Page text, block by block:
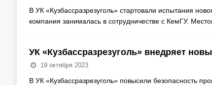
В УК «Кузбассразрезуголь» стартовали испытания
компания занималась в сотрудничестве с КемГУ.
УК «Кузбассразрезуголь» внедряет
19 октября 2023
В УК «Кузбассразрезуголь» повысили безопасность